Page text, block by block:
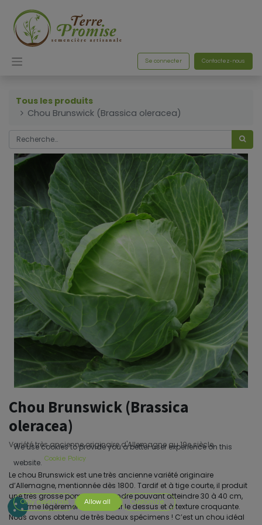
Se connecter Contactez-nous
Tous les produits
Chou Brunswick (Brassica oleracea)
Chou Brunswick (Brassica
oleracea)
Variété très ancienne originaire d'Allemagne au 19e siècle.
Le chou Brunswick est une très ancienne variété originaire
d’Allemagne, mentionnée dès 1800. Tardif et à tige courte, il produit
une très grosse pomme vert tendre pouvant atteindre 30 à 40 cm,
de forme légèrement aplatie sur le dessus et à texture croquante.
Nous avons obtenu de très beaux spécimens ! C’est un chou idéal
We use cookies to provide you a better user experience on this
website. Cookie Policy
Only essentials Allow all Customize